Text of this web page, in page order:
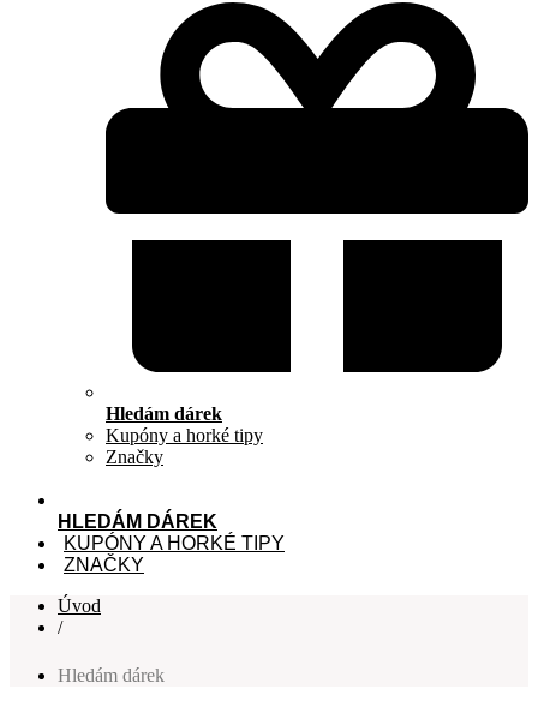
Hledám dárek
Kupóny a horké tipy
Značky
HLEDÁM DÁREK
KUPÓNY A HORKÉ TIPY
ZNAČKY
Úvod
/
Hledám dárek